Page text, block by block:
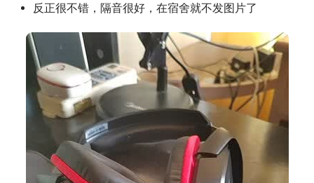
反正很不错，隔音很好，在宿舍就不发图片了